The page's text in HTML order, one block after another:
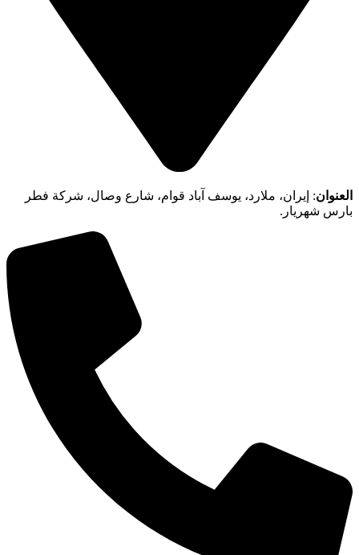
العنوان: إيران، ملارد، يوسف آباد قوام، شارع وصال، شركة فطر
بارس شهريار.